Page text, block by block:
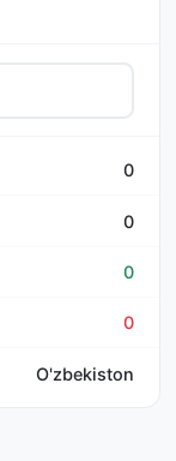
0
0
0
0
O'zbekiston